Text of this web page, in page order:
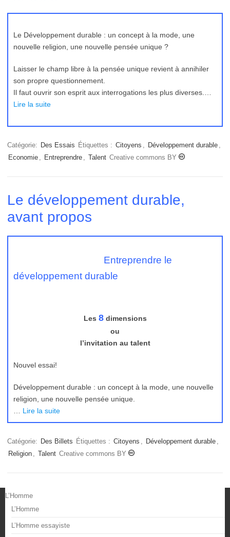
Le Développement durable : un concept à la mode, une
nouvelle religion, une nouvelle pensée unique ?
Laisser le champ libre à la pensée unique revient à annihiler
son propre questionnement.
Il faut ouvrir son esprit aux interrogations les plus diverses.…
Lire la suite
Catégorie: Des Essais Étiquettes : Citoyens , Développement durable ,
Economie , Entreprendre , Talent Creative commons BY
Le développement durable,
avant propos
Entreprendre le
développement durable
Les 8dimensions
ou
l’invitation au talent
Nouvel essai!
Développement durable : un concept à la mode, une nouvelle
religion, une nouvelle pensée unique.
Lire la suite
Catégorie: Des Billets Étiquettes : Citoyens , Développement durable ,
Religion , Talent Creative commons BY
L’Homme
L’Homme
L’Homme essayiste